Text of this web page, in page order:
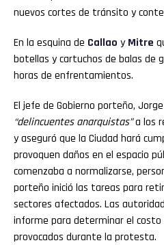
nuevos cortes de tránsito y
En la esquina de Callao y Mitre
botellas y cartuchos de balas de
horas de enfrentamientos.
El jefe de Gobierno porteño,
“delincuentes anarquistas”a los
y aseguró que la Ciudad hará
provoquen daños en el espacio
comenzaba a normalizarse,
porteño inició las tareas para
sectores afectados. Las
informe para determinar el
provocados durante la protesta.